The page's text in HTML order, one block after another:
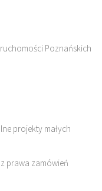
Poznańskich
projekty małych
prawa zamówień